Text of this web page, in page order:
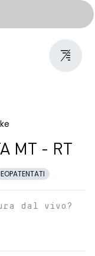
MT - RT
dal vivo?